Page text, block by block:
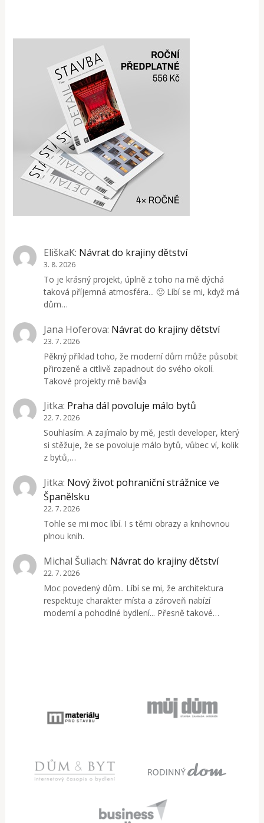
EliškaK: Návrat do krajiny dětství
3. 8. 2026
To je krásný projekt, úplně z toho na mě dýchá
taková příjemná atmosféra... 🙂 Líbí se mi, když má
dům…
Jana Hoferova: Návrat do krajiny dětství
23. 7. 2026
Pěkný příklad toho, že moderní dům může působit
přirozeně a citlivě zapadnout do svého okolí.
Takové projekty mě baví👍
Jitka: Praha dál povoluje málo bytů
22. 7. 2026
Souhlasím. A zajímalo by mě, jestli developer, který
si stěžuje, že se povoluje málo bytů, vůbec ví, kolik
z bytů,…
Jitka: Nový život pohraniční strážnice ve
Španělsku
22. 7. 2026
Tohle se mi moc líbí. I s těmi obrazy a knihovnou
plnou knih.
Michal Šuliach: Návrat do krajiny dětství
22. 7. 2026
Moc povedený dům.. Líbí se mi, že architektura
respektuje charakter místa a zároveň nabízí
moderní a pohodlné bydlení... Přesně takové…